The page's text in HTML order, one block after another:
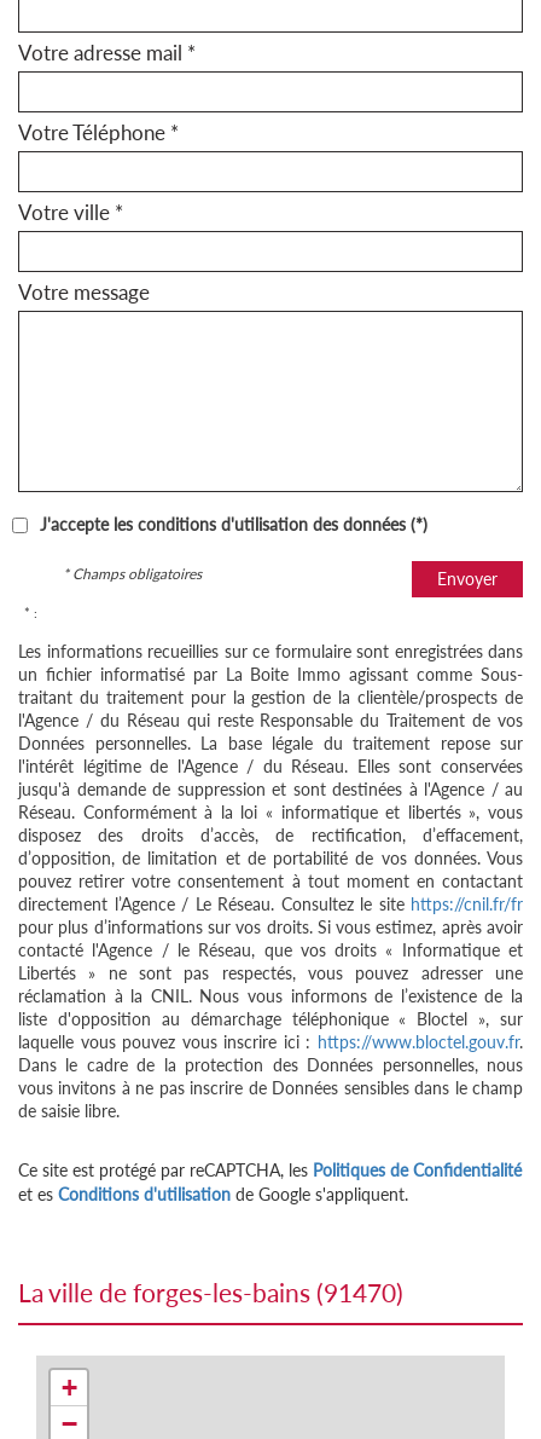
Votre adresse mail *
Votre Téléphone *
Votre ville *
Votre message
J'accepte les conditions d'utilisation des données (*)
Envoyer
* Champs obligatoires
* :
Les informations recueillies sur ce formulaire sont enregistrées dans
un fichier informatisé par La Boite Immo agissant comme Sous-
traitant du traitement pour la gestion de la clientèle/prospects de
l'Agence / du Réseau qui reste Responsable du Traitement de vos
Données personnelles. La base légale du traitement repose sur
l'intérêt légitime de l'Agence / du Réseau. Elles sont conservées
jusqu'à demande de suppression et sont destinées à l'Agence / au
Réseau. Conformément à la loi « informatique et libertés », vous
disposez des droits d’accès, de rectification, d’effacement,
d’opposition, de limitation et de portabilité de vos données. Vous
pouvez retirer votre consentement à tout moment en contactant
directement l’Agence / Le Réseau. Consultez le site https://cnil.fr/fr
pour plus d’informations sur vos droits. Si vous estimez, après avoir
contacté l'Agence / le Réseau, que vos droits « Informatique et
Libertés » ne sont pas respectés, vous pouvez adresser une
réclamation à la CNIL. Nous vous informons de l’existence de la
liste d'opposition au démarchage téléphonique « Bloctel », sur
laquelle vous pouvez vous inscrire ici : https://www.bloctel.gouv.fr.
Dans le cadre de la protection des Données personnelles, nous
vous invitons à ne pas inscrire de Données sensibles dans le champ
de saisie libre.
Ce site est protégé par reCAPTCHA, les Politiques de Confidentialité
et es Conditions d'utilisation de Google s'appliquent.
la ville de forges-les-bains (91470)
+
−